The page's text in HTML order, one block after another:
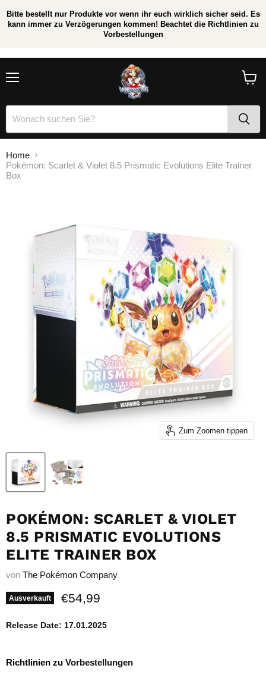
Bitte bestellt nur Produkte vor wenn ihr euch wirklich sicher seid. Es
kann immer zu Verzögerungen kommen! Beachtet die Richtlinien zu
Vorbestellungen
Home
Pokémon: Scarlet & Violet 8.5 Prismatic Evolutions Elite Trainer
Box
Zum Zoomen tippen
POKÉMON: SCARLET & VIOLET
8.5 PRISMATIC EVOLUTIONS
ELITE TRAINER BOX
von The Pokémon Company
Ausverkauft Aktueller Preis
€54,99
Release Date: 17.01.2025
Richtlinien zu Vorbestellungen